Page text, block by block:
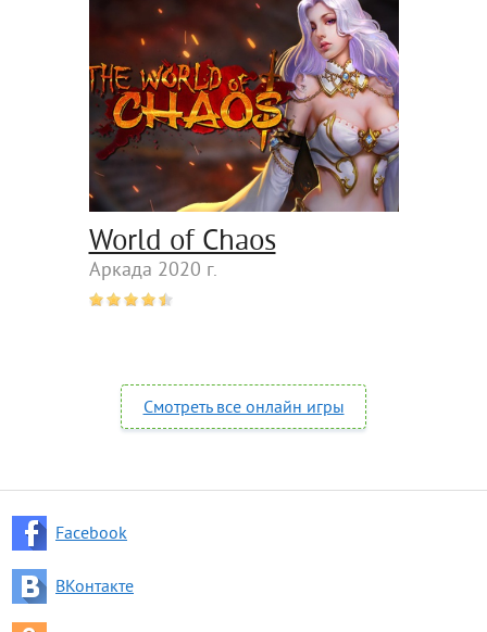
World of Chaos
Аркада 2020 г.
Смотреть все онлайн игры
Facebook
ВКонтакте